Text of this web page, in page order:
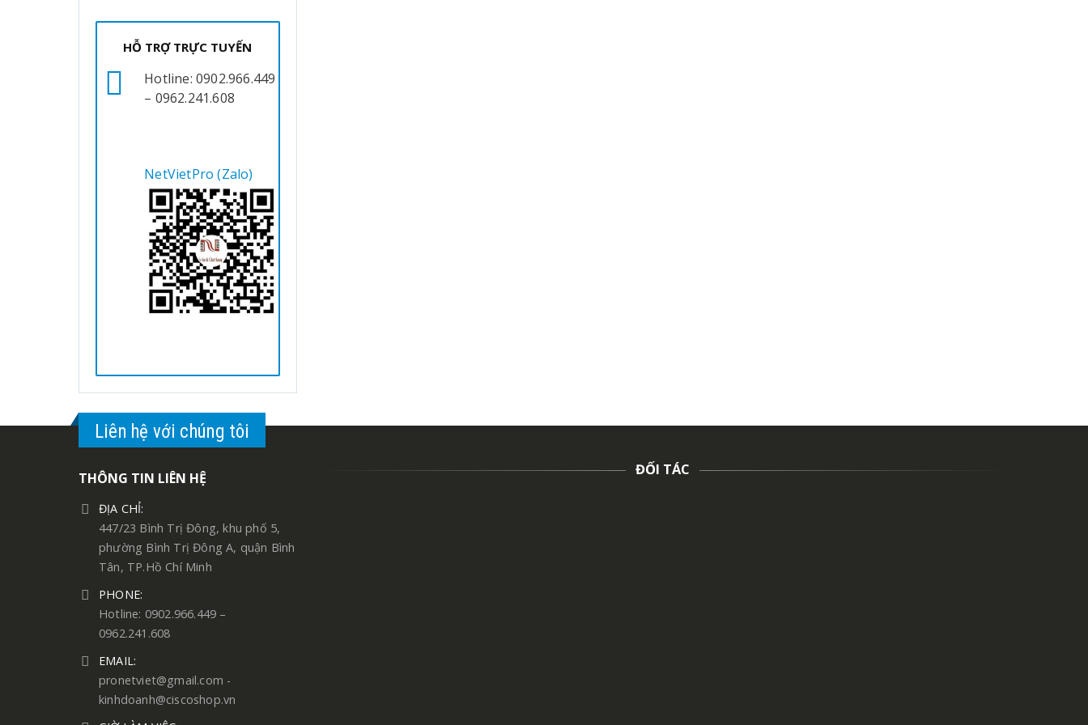
HỖ TRỢ TRỰC TUYẾN
Hotline: 0902.966.449
– 0962.241.608
NetVietPro (Zalo)
Liên hệ với chúng tôi
THÔNG TIN LIÊN HỆ
ĐỊA CHỈ:
447/23 Bình Trị Đông, khu phố 5,
phường Bình Trị Đông A, quận Bình
Tân, TP.Hồ Chí Minh
PHONE:
Hotline: 0902.966.449 –
0962.241.608
EMAIL:
pronetviet@gmail.com -
kinhdoanh@ciscoshop.vn
ĐỐI TÁC